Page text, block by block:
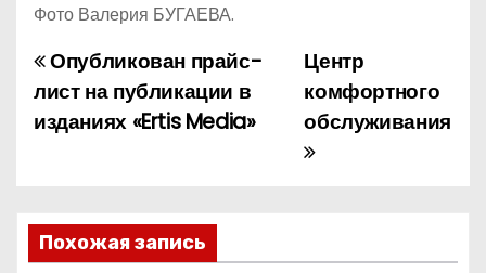
Фото Валерия БУГАЕВА.
Н
а
г
Центр
комфортного
обслуживания
Опубликован прайс-
лист на публикации в
изданиях «Ertis Media»
Похожая запись